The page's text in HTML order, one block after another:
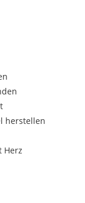
herstellen
Herz